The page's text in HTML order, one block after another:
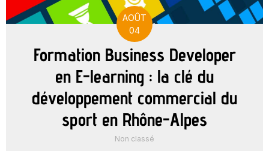
AOÛT
04
Formation Business Developer
en E-learning : la clé du
développement commercial du
sport en Rhône-Alpes
Non classé